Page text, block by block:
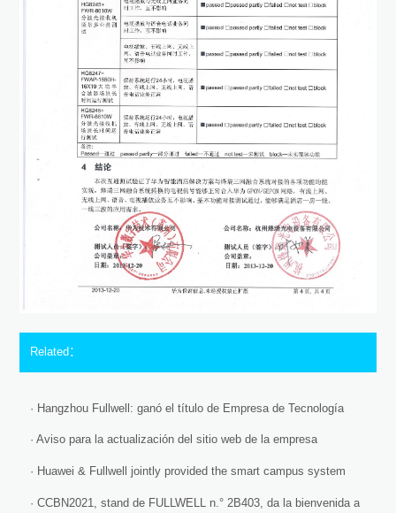
Related：
· Hangzhou Fullwell: ganó el título de Empresa de Tecnología
Pequeña y Mediana de la Provincia de Zhejiang.
· Aviso para la actualización del sitio web de la empresa
· Huawei & Fullwell jointly provided the smart campus system
solution and obtained Huawei certified solution development
· CCBN2021, stand de FULLWELL n.° 2B403, da la bienvenida a